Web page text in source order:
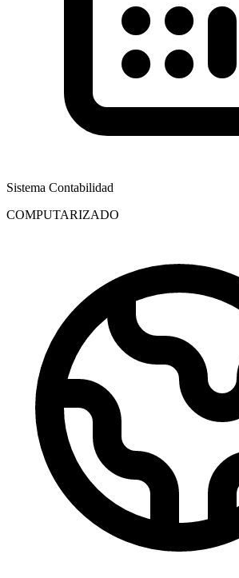
Sistema Contabilidad
COMPUTARIZADO